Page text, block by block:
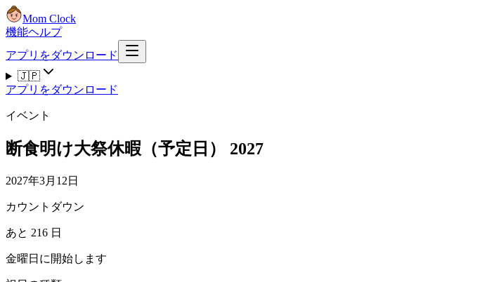
Mom Clock
機能ヘルプ
アプリをダウンロード
🇯🇵
アプリをダウンロード
イベント
断食明け大祭休暇（予定日） 2027
2027年3月12日
カウントダウン
あと 216 日
金曜日に開始します